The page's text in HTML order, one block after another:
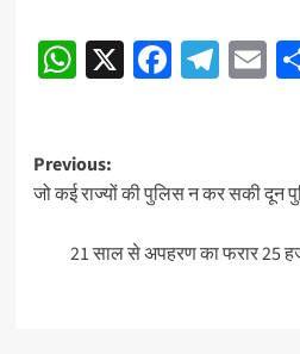
Continue
Reading
WhatsApp
X
Post
navigation
Previous:
जो कई राज्यों की पुलिस न कर सकी दून
21 साल से अपहरण का फरार 25